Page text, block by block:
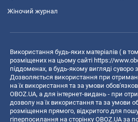
Жіночий журнал
Використання будь-яких матеріалів ( в
розміщених на цьому сайті https://
піддоменах, в будь-якому вигляді суворо
Дозволяється використання при
на їх використання та за умови
OBOZ.UA, а для інтернет-видань - при
дозволу на їх використання та за умови
розміщення прямого, відкритого для
гіперпосилання на сторінку OBOZ.UA за